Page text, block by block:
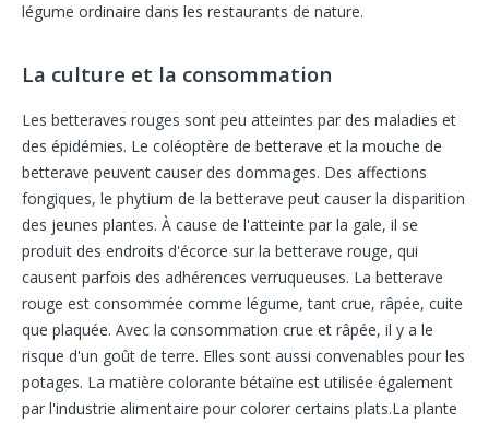
légume ordinaire dans les restaurants de nature.
La culture et la consommation
Les betteraves rouges sont peu atteintes par des maladies et
des épidémies. Le coléoptère de betterave et la mouche de
betterave peuvent causer des dommages. Des affections
fongiques, le phytium de la betterave peut causer la disparition
des jeunes plantes. À cause de l'atteinte par la gale, il se
produit des endroits d'écorce sur la betterave rouge, qui
causent parfois des adhérences verruqueuses. La betterave
rouge est consommée comme légume, tant crue, râpée, cuite
que plaquée. Avec la consommation crue et râpée, il y a le
risque d'un goût de terre. Elles sont aussi convenables pour les
potages. La matière colorante bétaïne est utilisée également
par l'industrie alimentaire pour colorer certains plats.La plante